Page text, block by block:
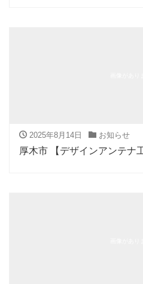
2025年8月14日 お知らせ
厚木市 【デザインアンテナ